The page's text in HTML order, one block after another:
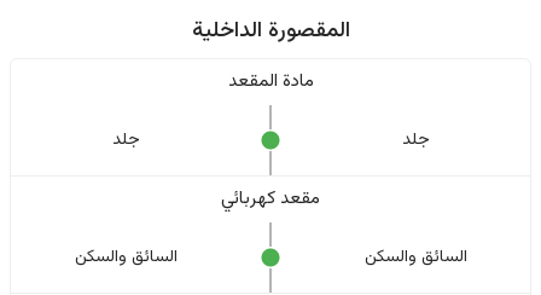
المقصورة الداخلية
مادة المقعد
جلد جلد
مقعد كهربائي
السائق والسکن السائق والسکن